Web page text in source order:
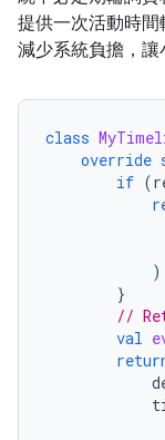
提供一次活動時
減少系統負擔，讓
class
override
if (
)
}
//
val